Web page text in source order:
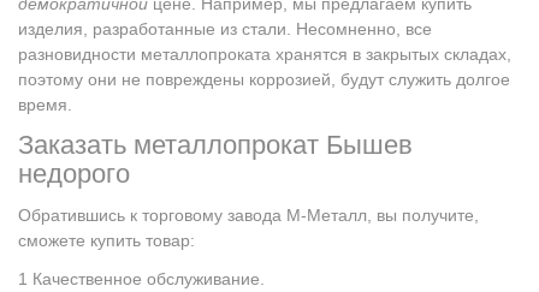
демократичной цене. Например, мы предлагаем купить
изделия, разработанные из стали. Несомненно, все
разновидности металлопроката хранятся в закрытых складах,
поэтому они не повреждены коррозией, будут служить долгое
время.
Заказать металлопрокат Бышев
недорого
Обратившись к торговому завода М-Металл, вы получите,
сможете купить товар:
Качественное обслуживание.